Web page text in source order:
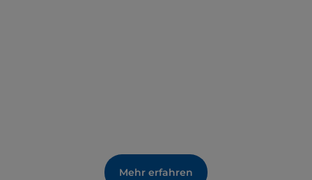
Mehr erfahren